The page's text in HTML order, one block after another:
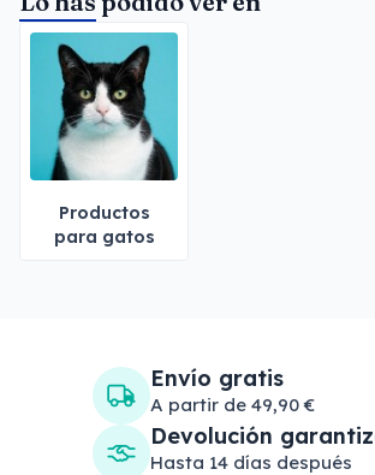
Productos
para gatos
Envío gratis
A partir de 49,90 €
Devolución
Hasta 14 días después